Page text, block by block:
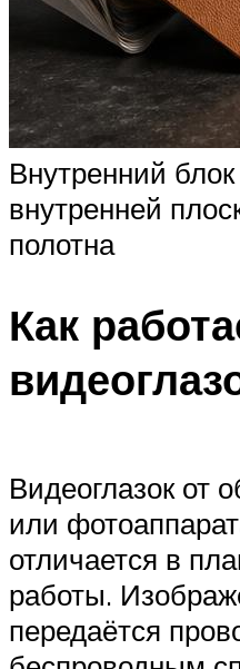
Внутренний
внутренней
полотна
Как
Видеоглазок от
или
отличается в
работы.
передаётся